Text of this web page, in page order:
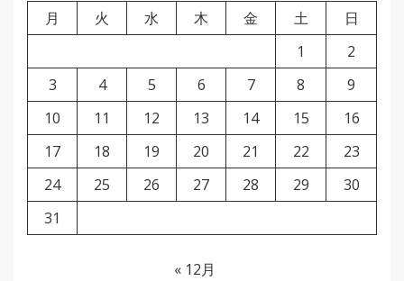
月
火 水 木 金 土
日
1
2
3
4 5 6 7 8
9
10
11 12 13 14 15
16
17
18 19 20 21 22
23
24
25 26 27 28 29
30
31
« 12月